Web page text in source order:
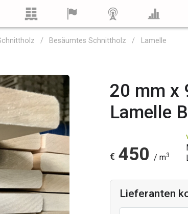
Besäumtes Schnittholz Lamelle
20 mm x
Lamelle
€ 450 / m3
Lieferanten